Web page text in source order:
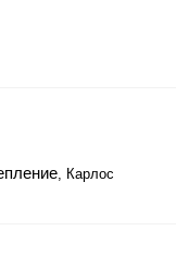
, Карлос